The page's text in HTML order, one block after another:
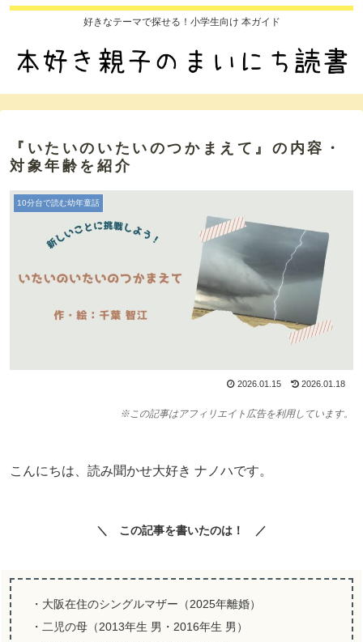
好きなテーマで探せる！小学生向け 本ガイド
『いたいのいたいのつかまえて』の内容・
対象年齢を紹介
10分台で読む幼年童話
2026.01.15 2026.01.18
※この記事はアフィリエイト広告を利用しています。
こんにちは、読み聞かせ大好き ナノハです。
＼ この記事を書いたのは！ ／
・大阪在住のシングルマザー（2025年離婚）
・二児の母（2013年生 男・2016年生 男）